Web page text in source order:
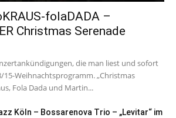
folaDADA –
Christmas Serenade
die man liest und sofort
15-Weihnachtsprogramm. „Christmas
Fola Dada und Martin...
Köln – Bossarenova Trio – „Levitar“ im